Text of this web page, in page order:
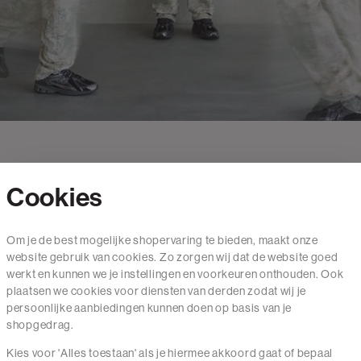
Mail ons
020 - 3412 650
Van maandag t/m vrijdag van 8.30 uur tot 18.00 uur.
Cookies
Om je de best mogelijke shopervaring te bieden, maakt onze
website gebruik van cookies. Zo zorgen wij dat de website goed
werkt en kunnen we je instellingen en voorkeuren onthouden. Ook
plaatsen we cookies voor diensten van derden zodat wij je
persoonlijke aanbiedingen kunnen doen op basis van je
shopgedrag.
Kies voor 'Alles toestaan' als je hiermee akkoord gaat of bepaal